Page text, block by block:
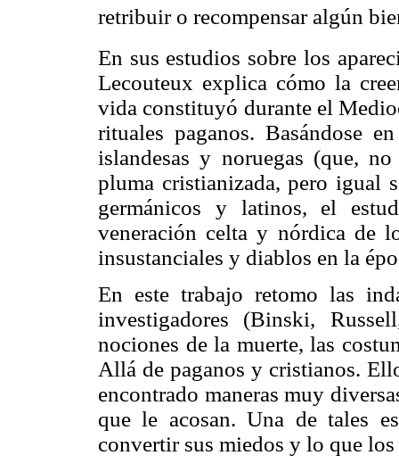
retribuir o recompensar algún
En sus estudios sobre los
Lecouteux explica cómo la
vida constituyó durante el
rituales paganos. Basándose
islandesas y noruegas (que,
pluma cristianizada, pero igual
germánicos y latinos, el
veneración celta y nórdica de
insustanciales y diablos en la
En este trabajo retomo las
investigadores (Binski,
nociones de la muerte, las
Allá de paganos y cristianos.
encontrado maneras muy
que le acosan. Una de tales
convertir sus miedos y lo que